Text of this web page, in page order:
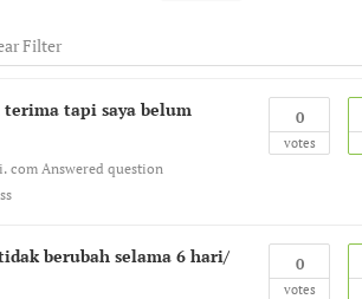
Filter
0
votes
tapi saya belum
com Answered question
0
votes
berubah selama 6 hari/